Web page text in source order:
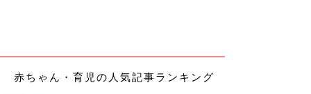
赤ちゃん・育児の人気記事ランキング